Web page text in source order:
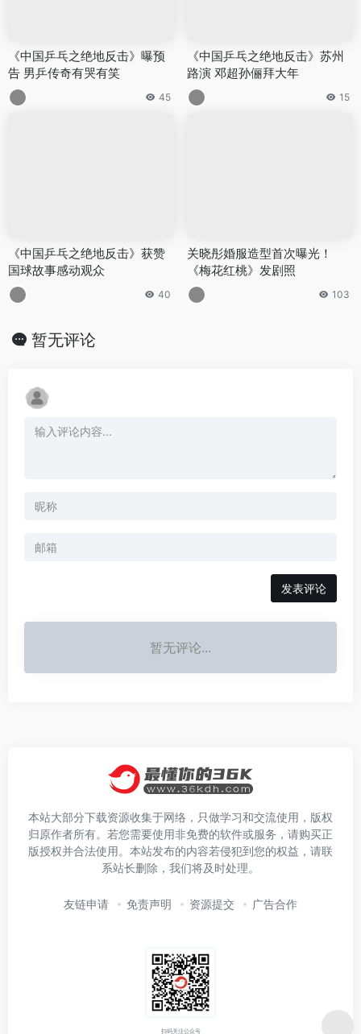
《中国乒乓之绝地反击》曝预
告 男乒传奇有哭有笑
45
《中国乒乓之绝地反击》苏州
路演 邓超孙俪拜大年
15
《中国乒乓之绝地反击》获赞
国球故事感动观众
40
关晓彤婚服造型首次曝光！
《梅花红桃》发剧照
103
暂无评论
发表评论
暂无评论...
本站大部分下载资源收集于网络，只做学习和交流使用，版权
归原作者所有。若您需要使用非免费的软件或服务，请购买正
版授权并合法使用。本站发布的内容若侵犯到您的权益，请联
系站长删除，我们将及时处理。
友链申请 免责声明 资源提交 广告合作
扫码关注公众号